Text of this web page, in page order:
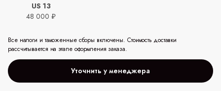
US 13
48 000 ₽
Все налоги и таможенные сборы включены. Стоимость доставки
рассчитывается на этапе оформления заказа.
Уточнить у менеджера